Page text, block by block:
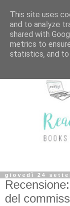
giovedì 24
del
This site uses
and to analyze
shared with
metrics to
statistics, and to